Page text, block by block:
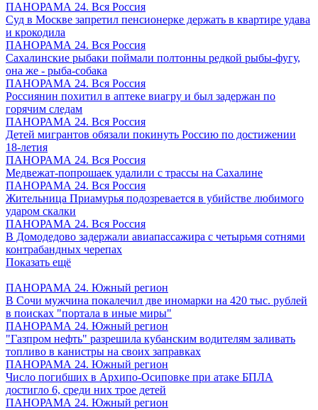
ПАНОРАМА 24. Вся Россия
Суд в Москве запретил пенсионерке держать в квартире удава
и крокодила
ПАНОРАМА 24. Вся Россия
Сахалинские рыбаки поймали полтонны редкой рыбы-фугу,
она же - рыба-собака
ПАНОРАМА 24. Вся Россия
Россиянин похитил в аптеке виагру и был задержан по
горячим следам
ПАНОРАМА 24. Вся Россия
Детей мигрантов обязали покинуть Россию по достижении
18-летия
ПАНОРАМА 24. Вся Россия
Медвежат-попрошаек удалили с трассы на Сахалине
ПАНОРАМА 24. Вся Россия
Жительница Приамурья подозревается в убийстве любимого
ударом скалки
ПАНОРАМА 24. Вся Россия
В Домодедово задержали авиапассажира с четырьмя сотнями
контрабандных черепах
Показать ещё
ПАНОРАМА 24. Южный регион
В Сочи мужчина покалечил две иномарки на 420 тыс. рублей
в поисках "портала в иные миры"
ПАНОРАМА 24. Южный регион
"Газпром нефть" разрешила кубанским водителям заливать
топливо в канистры на своих заправках
ПАНОРАМА 24. Южный регион
Число погибших в Архипо-Осиповке при атаке БПЛА
достигло 6, среди них трое детей
ПАНОРАМА 24. Южный регион